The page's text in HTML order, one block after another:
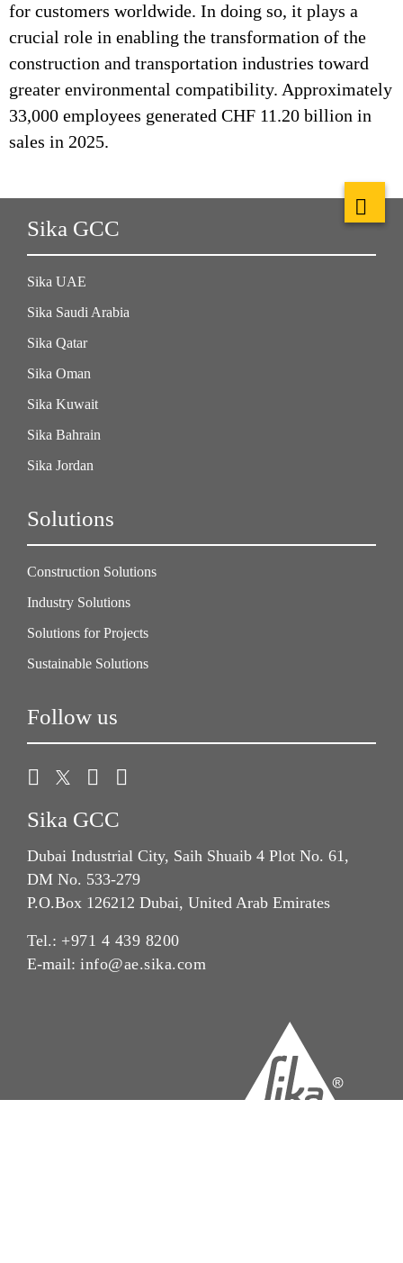
for customers worldwide. In doing so, it plays a
crucial role in enabling the transformation of the
construction and transportation industries toward
greater environmental compatibility. Approximately
33,000 employees generated CHF 11.20 billion in
sales in 2025.
Sika GCC
Sika UAE
Sika Saudi Arabia
Sika Qatar
Sika Oman
Sika Kuwait
Sika Bahrain
Sika Jordan
Solutions
Construction Solutions
Industry Solutions
Solutions for Projects
Sustainable Solutions
Follow us
Sika GCC
Dubai Industrial City, Saih Shuaib 4 Plot No. 61,
DM No. 533-279
P.O.Box 126212 Dubai, United Arab Emirates
Tel.: +971 4 439 8200
E-mail: info@ae.sika.com